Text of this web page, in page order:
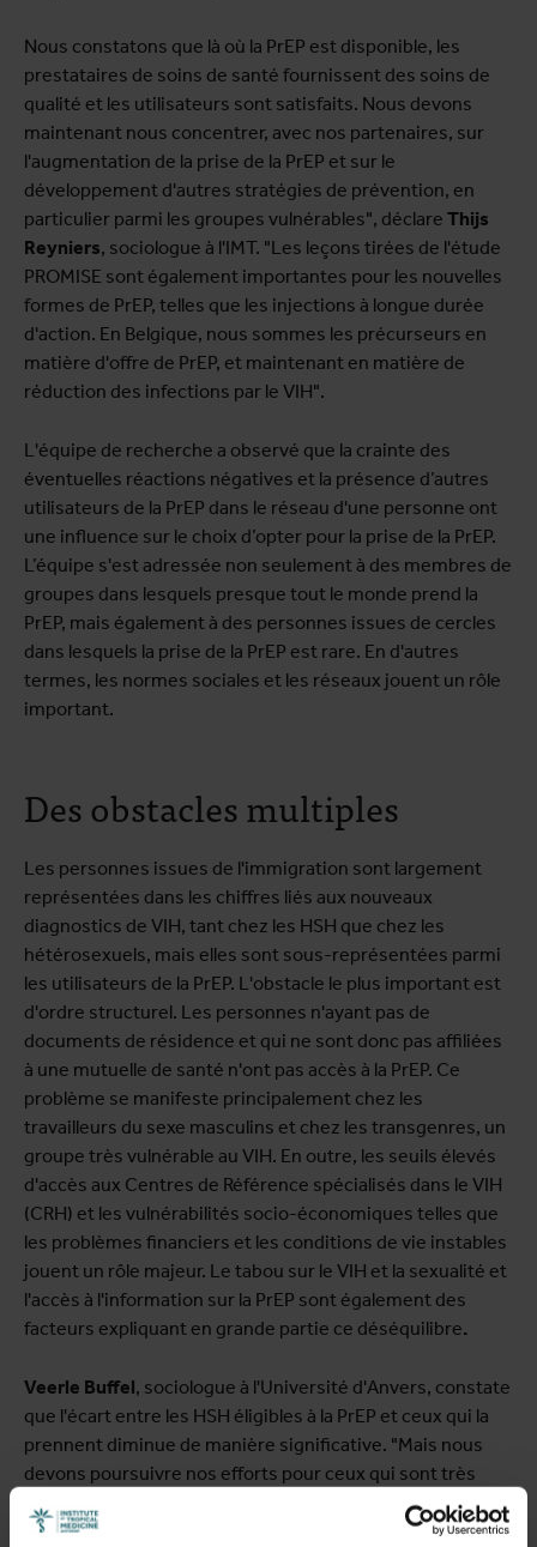
Nous constatons que là où la PrEP est disponible, les
prestataires de soins de santé fournissent des soins de
qualité et les utilisateurs sont satisfaits. Nous devons
maintenant nous concentrer, avec nos partenaires, sur
l'augmentation de la prise de la PrEP et sur le
développement d'autres stratégies de prévention, en
particulier parmi les groupes vulnérables", déclare Thijs
Reyniers, sociologue à l'IMT. "Les leçons tirées de l'étude
PROMISE sont également importantes pour les nouvelles
formes de PrEP, telles que les injections à longue durée
d'action. En Belgique, nous sommes les précurseurs en
matière d'offre de PrEP, et maintenant en matière de
réduction des infections par le VIH".
L'équipe de recherche a observé que la crainte des
éventuelles réactions négatives et la présence d’autres
utilisateurs de la PrEP dans le réseau d'une personne ont
une influence sur le choix d’opter pour la prise de la PrEP.
L’équipe s'est adressée non seulement à des membres de
groupes dans lesquels presque tout le monde prend la
PrEP, mais également à des personnes issues de cercles
dans lesquels la prise de la PrEP est rare. En d'autres
termes, les normes sociales et les réseaux jouent un rôle
important.
Des obstacles multiples
Les personnes issues de l'immigration sont largement
représentées dans les chiffres liés aux nouveaux
diagnostics de VIH, tant chez les HSH que chez les
hétérosexuels, mais elles sont sous-représentées parmi
les utilisateurs de la PrEP. L'obstacle le plus important est
d'ordre structurel. Les personnes n'ayant pas de
documents de résidence et qui ne sont donc pas affiliées
à une mutuelle de santé n'ont pas accès à la PrEP. Ce
problème se manifeste principalement chez les
travailleurs du sexe masculins et chez les transgenres, un
groupe très vulnérable au VIH. En outre, les seuils élevés
d'accès aux Centres de Référence spécialisés dans le VIH
(CRH) et les vulnérabilités socio-économiques telles que
les problèmes financiers et les conditions de vie instables
jouent un rôle majeur. Le tabou sur le VIH et la sexualité et
l'accès à l'information sur la PrEP sont également des
facteurs expliquant en grande partie ce déséquilibre.
Veerle Buffel, sociologue à l'Université d'Anvers, constate
que l'écart entre les HSH éligibles à la PrEP et ceux qui la
prennent diminue de manière significative. "Mais nous
devons poursuivre nos efforts pour ceux qui sont très
vulnérables au VIH mais qui n'ont pas encore trouvé le
chemin vers prise de la PrEP", dit-elle.